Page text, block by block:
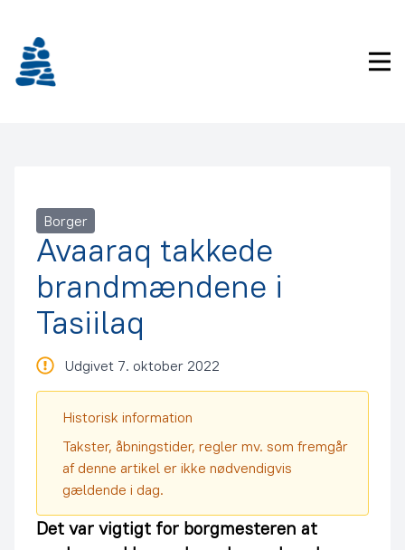
indhold
Borger
Avaaraq takkede
brandmændene i
Tasiilaq
Udgivet 7. oktober 2022
Historisk information
Takster, åbningstider, regler mv. som fremgår
af denne artikel er ikke nødvendigvis
gældende i dag.
Det var vigtigt for borgmesteren at